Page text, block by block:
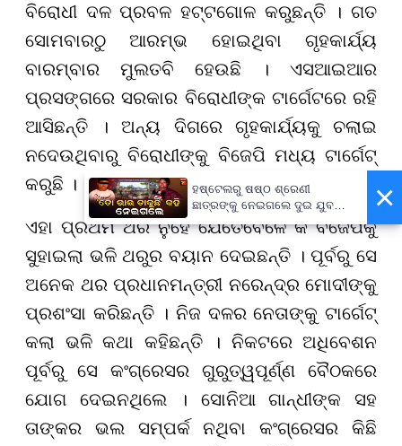
ବିରୋଧୀ ଦଳ ପ୍ରବଳ ହଟ୍ଟଗୋଳ କରୁଛନ୍ତି । ଗତ
ସୋମବାରଠୁ ଆରମ୍ଭ ହୋଇଥିବା ଗୃହକାର୍ଯ୍ୟ
ବାରମ୍ବାର ମୁଲତବି ହେଉଛି । ଏସଆଇଆର
ପ୍ରସଙ୍ଗରେ ସରକାର ବିରୋଧୀଙ୍କ ଟାର୍ଗେଟରେ ରହି
ଆସିଛନ୍ତି । ଅନ୍ୟ ଦିଗରେ ଗୃହକାର୍ଯ୍ୟକୁ ଚଲାଇ
ନଦେଉଥିବାରୁ ବିରୋଧୀଙ୍କୁ ବିଜେପି ମଧ୍ୟ ଟାର୍ଗେଟ୍
କରୁଛି ।
ଏହା ପ୍ରଥମ ଥର ନୁହେଁ ଯେତେବେଳେ କି ବିଜେପିକୁ
ସୁହାଇଲା ଭଳି ଥରୁର ବୟାନ ଦେଇଛନ୍ତି । ପୂର୍ବରୁ ସେ
ଅନେକ ଥର ପ୍ରଧାନମନ୍ତ୍ରୀ ନରେନ୍ଦ୍ର ମୋଦୀଙ୍କୁ
ପ୍ରଶଂସା କରିଛନ୍ତି । ନିଜ ଦଳର ନେତାଙ୍କୁ ଟାର୍ଗେଟ୍
କଲା ଭଳି କଥା କହିଛନ୍ତି । ନିକଟରେ ଅଧିବେଶନ
ପୂର୍ବରୁ ସେ କଂଗ୍ରେସର ଗୁରୁତ୍ୱପୂର୍ଣ୍ଣ ବୈଠକରେ
ଯୋଗ ଦେଇନଥିଲେ । ସୋନିଆ ଗାନ୍ଧୀଙ୍କ ସହ
ତାଙ୍କର ଭଲ ସମ୍ପର୍କ ନଥିବା କଂଗ୍ରେସର କିଛି
×
ହଷ୍ଟେଲରୁ ଷଷ୍ଠ ଶ୍ରେଣୀ
ଛାତ୍ରଙ୍କୁ ନେଇଗଲେ ଦୁଇ ଯୁବକ,
ପୁଅକୁ ଖୋଜି ଆଣିବାକୁ ମାଆଙ୍କ
ନିବେଦନ